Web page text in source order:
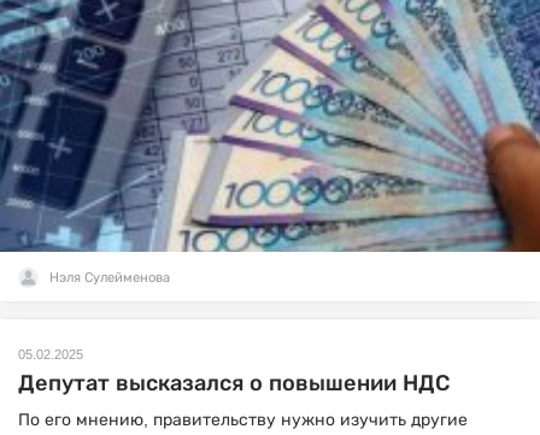
Нэля Сулейменова
05.02.2025
Депутат высказался о повышении НДС
По его мнению, правительству нужно изучить другие